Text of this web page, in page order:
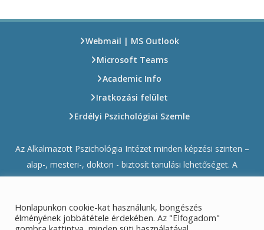
Webmail | MS Outlook
Microsoft Teams
Academic Info
Iratkozási felület
Erdélyi Pszichológiai Szemle
Az Alkalmazott Pszichológia Intézet minden képzési szinten –
alap-, mesteri-, doktori - biztosít tanulási lehetőséget. A
pszichológus és gyógypedagógus diákok rendelkezésére állnak
fedő, gazdag szakkönyvtár, valamint korszerű előadó és
Honlapunkon cookie-kat használunk, böngészés
élményének jobbátétele érdekében. Az "Elfogadom"